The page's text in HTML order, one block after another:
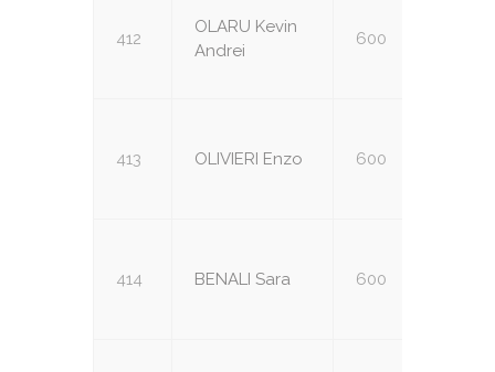
412
OLARU Kevin
Andrei
600
413 OLIVIERI Enzo 600
414 BENALI Sara 600